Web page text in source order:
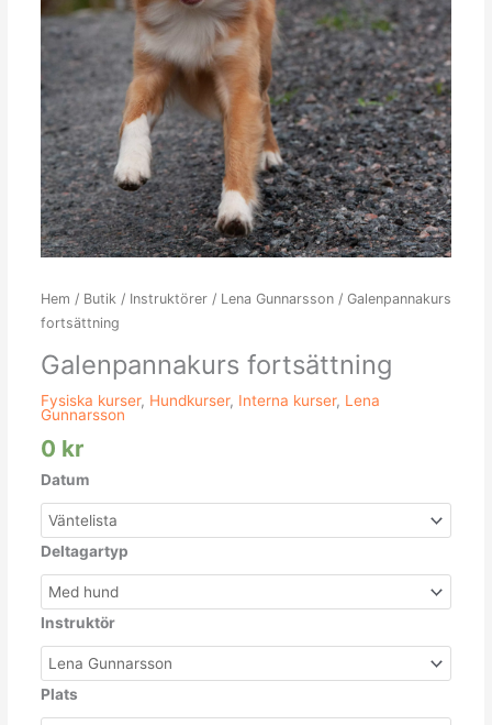
Hem / Butik/ Instruktörer/ Lena Gunnarsson/ Galenpannakurs
fortsättning
Galenpannakurs fortsättning
Fysiska kurser, Hundkurser, Interna kurser, Lena
Gunnarsson
0 kr
Datum
Deltagartyp
Instruktör
Plats